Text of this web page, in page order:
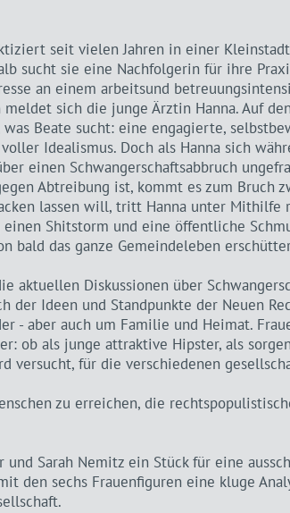
seit vielen Jahren in einer
sucht sie eine Nachfolgerin für ihre
an einem arbeitsund
meldet sich die junge Ärztin Hanna. Auf
Beate sucht: eine engagierte,
Idealismus. Doch als Hanna sich
einen Schwangerschaftsabbruch
Abtreibung ist, kommt es zum Bruch
lassen will, tritt Hanna unter Mithilfe
Shitstorm und eine öffentliche
bald das ganze Gemeindeleben
aktuellen Diskussionen über
der Ideen und Standpunkte der Neuen
- aber auch um Familie und Heimat.
ob als junge attraktive Hipster, als
versucht, für die verschiedenen
zu erreichen, die
und Sarah Nemitz ein Stück für eine
den sechs Frauenfiguren eine kluge